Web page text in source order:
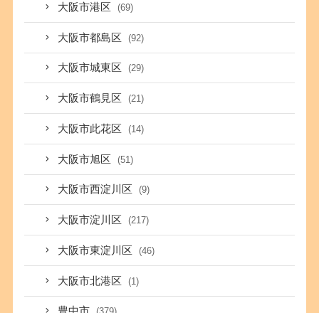
大阪市港区 (69)
大阪市都島区 (92)
大阪市城東区 (29)
大阪市鶴見区 (21)
大阪市此花区 (14)
大阪市旭区 (51)
大阪市西淀川区 (9)
大阪市淀川区 (217)
大阪市東淀川区 (46)
大阪市北港区 (1)